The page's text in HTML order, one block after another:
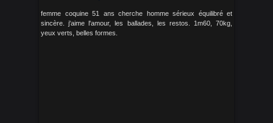
femme coquine 51 ans cherche homme sérieux équilibré et
sincère. j'aime l'amour, les ballades, les restos. 1m60, 70kg,
yeux verts, belles formes.